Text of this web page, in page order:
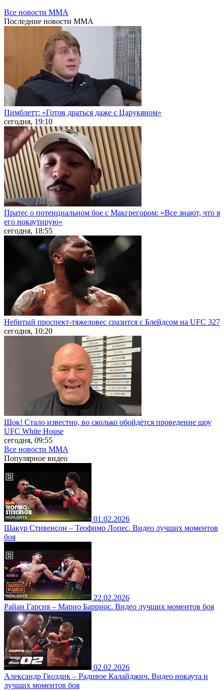
Все новости MMA
Последние новости MMA
Пимблетт: «Готов драться даже с Царукяном»
сегодня, 19:10
Пратес о потенциальном бое с Макгрегором: «Все знают, что я
его нокаутирую»
сегодня, 18:55
Небитый проспект-тяжеловес сразится с Блейдсом на UFC 327
сегодня, 10:20
Шок! Стало известно, во сколько обойдётся проведение шоу
UFC White House
сегодня, 09:55
Все новости MMA
Популярное видео
01.02.2026
Шакур Стивенсон – Теофимо Лопес. Видео лучших моментов
боя
22.02.2026
Райан Гарсия – Марио Барриос. Видео лучших моментов боя
02.02.2026
Александр Гвоздик – Радивое Калайджич. Видео нокаута и
лучших моментов боя